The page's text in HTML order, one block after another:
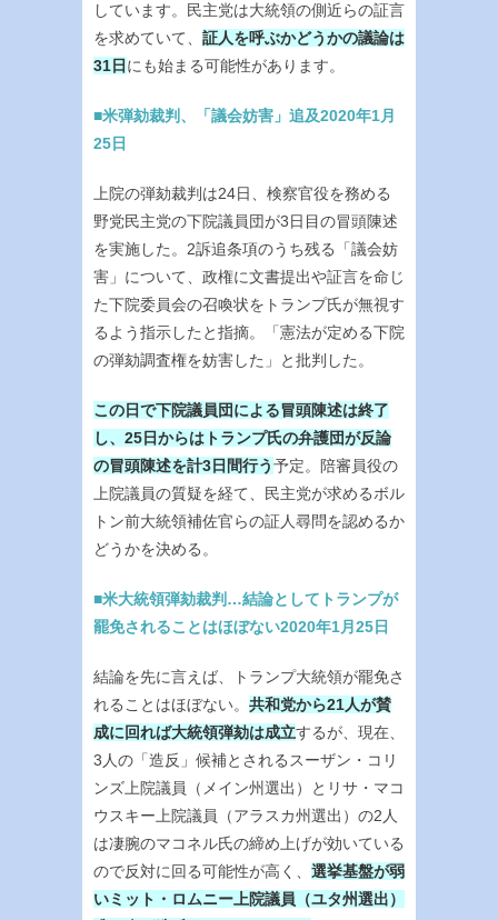
しています。民主党は大統領の側近らの証言
を求めていて、 証人を呼ぶかどうかの議論は
31日 にも始まる可能性があります。
■米弾劾裁判、「議会妨害」追及2020年1月
25日
上院の弾劾裁判は24日、検察官役を務める
野党民主党の下院議員団が3日目の冒頭陳述
を実施した。2訴追条項のうち残る「議会妨
害」について、政権に文書提出や証言を命じ
た下院委員会の召喚状をトランプ氏が無視す
るよう指示したと指摘。「憲法が定める下院
の弾劾調査権を妨害した」と批判した。
この日で下院議員団による冒頭陳述は終了
し、25日からはトランプ氏の弁護団が反論
の冒頭陳述を計3日間行う予定。陪審員役の
上院議員の質疑を経て、民主党が求めるボル
トン前大統領補佐官らの証人尋問を認めるか
どうかを決める。
■米大統領弾劾裁判…結論としてトランプが
罷免されることはほぼない2020年1月25日
結論を先に言えば、トランプ大統領が罷免さ
れることはほぼない。 共和党から21人が賛
成に回れば大統領弾劾は成立するが、現在、
3人の「造反」候補とされるスーザン・コリ
ンズ上院議員（メイン州選出）とリサ・マコ
ウスキー上院議員（アラスカ州選出）の2人
は凄腕のマコネル氏の締め上げが効いている
ので反対に回る可能性が高く、 選挙基盤が弱
いミット・ロムニー上院議員（ユタ州選出）